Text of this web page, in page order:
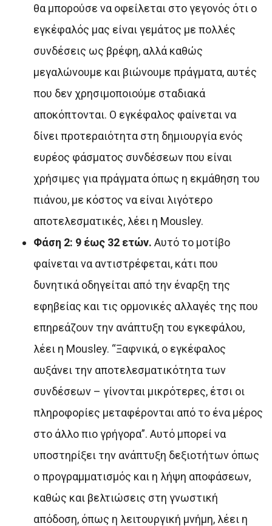
θα μπορούσε να οφείλεται στο γεγονός ότι ο
εγκέφαλός μας είναι γεμάτος με πολλές
συνδέσεις ως βρέφη, αλλά καθώς
μεγαλώνουμε και βιώνουμε πράγματα, αυτές
που δεν χρησιμοποιούμε σταδιακά
αποκόπτονται. Ο εγκέφαλος φαίνεται να
δίνει προτεραιότητα στη δημιουργία ενός
ευρέος φάσματος συνδέσεων που είναι
χρήσιμες για πράγματα όπως η εκμάθηση του
πιάνου, με κόστος να είναι λιγότερο
αποτελεσματικές, λέει η Mousley.
Φάση 2: 9 έως 32 ετών. Αυτό το μοτίβο
φαίνεται να αντιστρέφεται, κάτι που
δυνητικά οδηγείται από την έναρξη της
εφηβείας και τις ορμονικές αλλαγές της που
επηρεάζουν την ανάπτυξη του εγκεφάλου,
λέει η Mousley. “Ξαφνικά, ο εγκέφαλος
αυξάνει την αποτελεσματικότητα των
συνδέσεων – γίνονται μικρότερες, έτσι οι
πληροφορίες μεταφέρονται από το ένα μέρος
στο άλλο πιο γρήγορα”. Αυτό μπορεί να
υποστηρίξει την ανάπτυξη δεξιοτήτων όπως
ο προγραμματισμός και η λήψη αποφάσεων,
καθώς και βελτιώσεις στη γνωστική
απόδοση, όπως η λειτουργική μνήμη, λέει η